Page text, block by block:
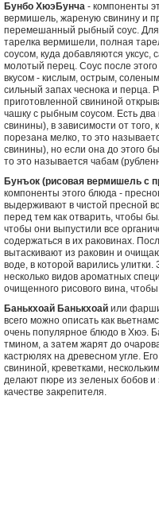
Бунбо ХюэБунча - компоненты
вермишель, жареную свинину и
перемешанный рыбный соус.
тарелка вермишели, полная
соусом, куда добавляются уксус,
молотый перец. Соус после
вкусом - кислым, острым,
сильный запах чеснока и перца.
приготовленной свининой
чашку с рыбным соусом. Есть два
свинины), в зависимости от
порезана мелко, то это
свинины), но если она до этого
то это называется чабам
Бунъок (рисовая вермишель с
компоненты этого блюда -
выдерживают в чистой пресной
перед тем как отварить, чтобы
чтобы они выпустили все
содержаться в их раковинах.
вытаскивают из раковин и
воде, в которой варились
несколько видов ароматных
очищенного рисового вина,
Банькхоай Банькхоай или
всего можно описать как
очень популярное блюдо в Хюэ.
тмином, а затем жарят до
кастрюлях на древесном угле.
свининой, креветками,
делают пюре из зеленых бобов и
качестве закрепителя.